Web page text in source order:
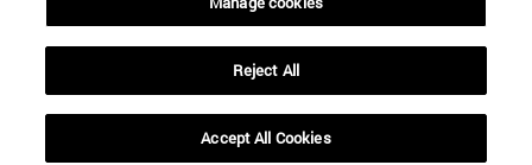
Reject All
Accept All Cookies